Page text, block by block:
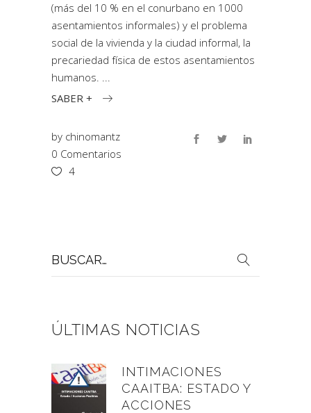
(más del 10 % en el conurbano en 1000
asentamientos informales) y el problema
social de la vivienda y la ciudad informal, la
precariedad física de estos asentamientos
humanos.
SABER +
by chinomantz
0 Comentarios
4
por:
ÚLTIMAS NOTICIAS
INTIMACIONES
CAAITBA: ESTADO Y
ACCIONES